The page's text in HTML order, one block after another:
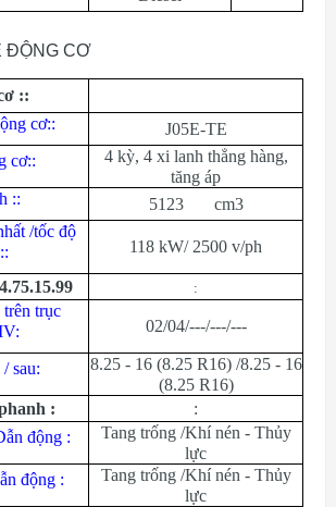
ĐỘNG CƠ
::
cơ::
J05E-TE
cơ::
4 kỳ, 4 xi lanh thẳng hàng,
tăng áp
::
5123 cm3
/tốc độ
118 kW/ 2500 v/ph
:
trục
02/04/---/---/---
sau:
8.25 - 16 (8.25 R16) /8.25 - 16
(8.25 R16)
:
:
động :
Tang trống /Khí nén - Thủy
lực
động :
Tang trống /Khí nén - Thủy
lực